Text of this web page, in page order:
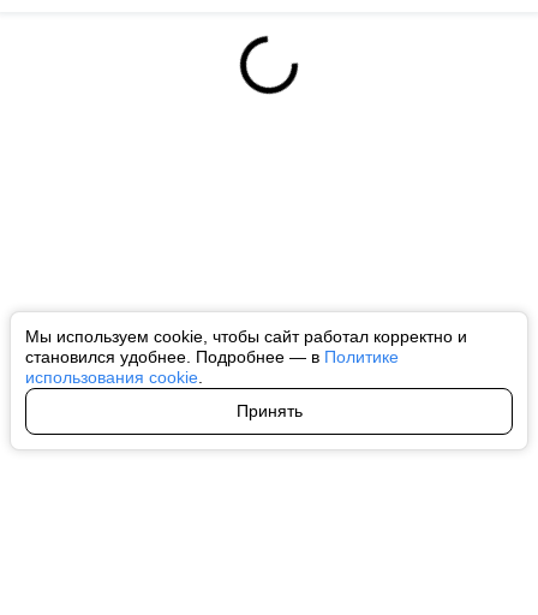
Мы используем cookie, чтобы сайт работал корректно и
становился удобнее. Подробнее — в Политике
использования cookie
Принять